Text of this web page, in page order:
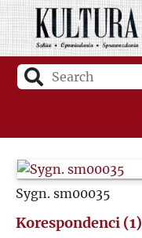
Sygn. sm00035
Korespondenci (1)